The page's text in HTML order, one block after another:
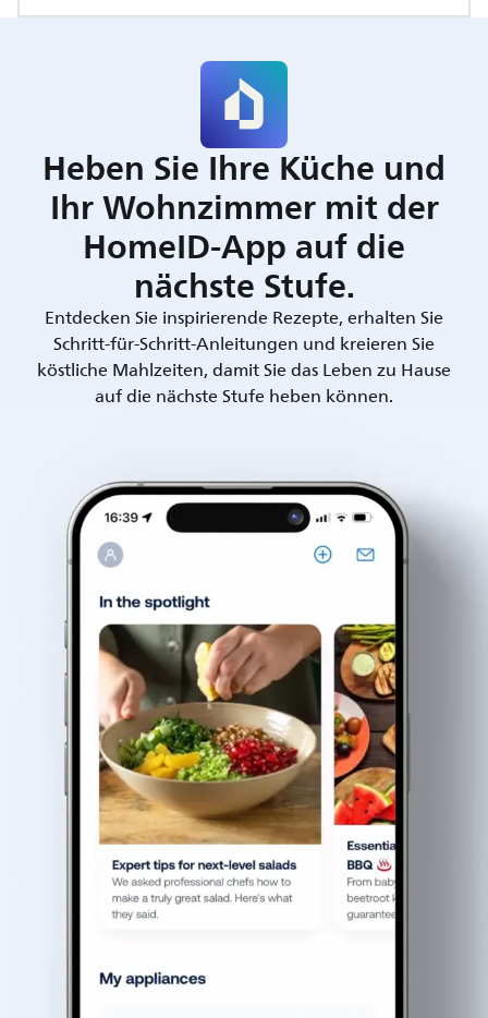
Heben Sie Ihre Küche und
Ihr Wohnzimmer mit der
HomeID-App auf die
nächste Stufe.
Entdecken Sie inspirierende Rezepte, erhalten Sie
Schritt-für-Schritt-Anleitungen und kreieren Sie
köstliche Mahlzeiten, damit Sie das Leben zu Hause
auf die nächste Stufe heben können.